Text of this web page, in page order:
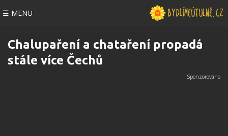
☰ MENU
Chalupaření a chataření propadá
stále více Čechů